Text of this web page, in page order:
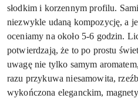
słodkim i korzennym profilu.
niezwykle udaną kompozycję, a
oceniamy na około 5-6 godzin.
potwierdzają, że to po prostu
uwagę nie tylko samym
razu przykuwa niesamowita,
wykończona eleganckim,